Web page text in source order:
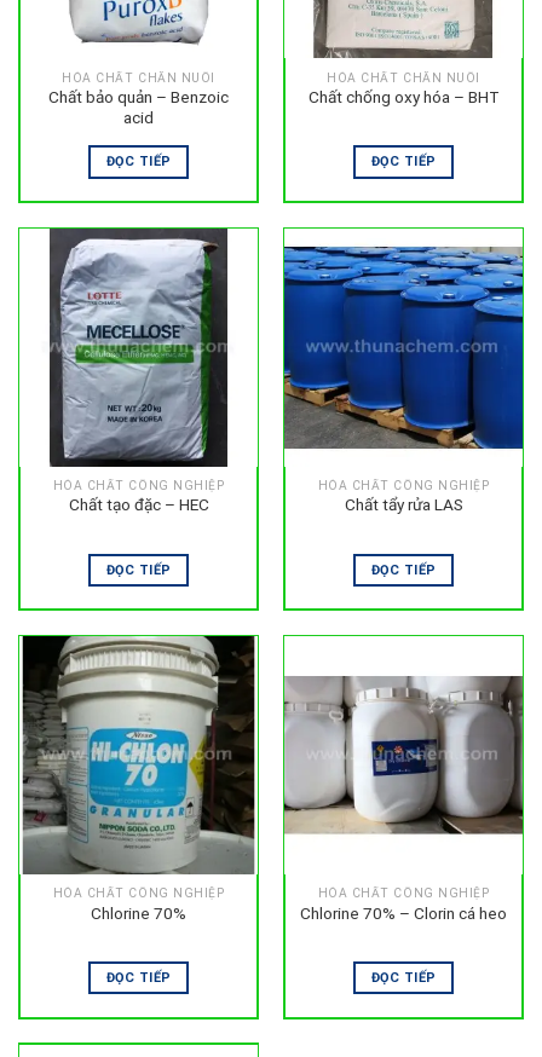
HÓA CHẤT CHĂN NUÔI
Chất bảo quản – Benzoic
acid
ĐỌC TIẾP
HÓA CHẤT CHĂN NUÔI
Chất chống oxy hóa – BHT
ĐỌC TIẾP
HÓA CHẤT CÔNG NGHIỆP
Chất tạo đặc – HEC
ĐỌC TIẾP
HÓA CHẤT CÔNG NGHIỆP
Chất tẩy rửa LAS
ĐỌC TIẾP
HÓA CHẤT CÔNG NGHIỆP
Chlorine 70%
ĐỌC TIẾP
HÓA CHẤT CÔNG NGHIỆP
Chlorine 70% – Clorin cá heo
ĐỌC TIẾP